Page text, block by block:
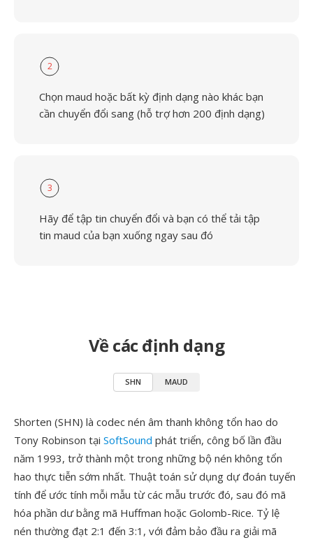
2
Chọn maud hoặc bất kỳ định dạng nào khác bạn
cần chuyển đổi sang (hỗ trợ hơn 200 định dạng)
3
Hãy để tập tin chuyển đổi và bạn có thể tải tập
tin maud của bạn xuống ngay sau đó
Về các định dạng
SHN MAUD
Shorten (SHN) là codec nén âm thanh không tổn hao do
Tony Robinson tại SoftSound phát triển, công bố lần đầu
năm 1993, trở thành một trong những bộ nén không tổn
hao thực tiễn sớm nhất. Thuật toán sử dụng dự đoán tuyến
tính để ước tính mỗi mẫu từ các mẫu trước đó, sau đó mã
hóa phần dư bằng mã Huffman hoặc Golomb-Rice. Tỷ lệ
nén thường đạt 2:1 đến 3:1, với đảm bảo đầu ra giải mã